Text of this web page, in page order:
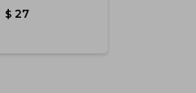
$ 27